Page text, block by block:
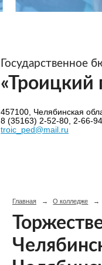
Государственное
«Троицкий
457100, Челябинская
8 (35163) 2-52-80, 2-66-
troic_ped@mail.ru
Главная → О колледже →